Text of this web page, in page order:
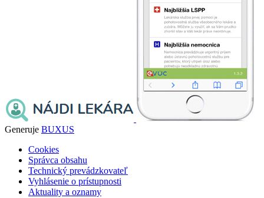
Generuje BUXUS
Cookies
Správca obsahu
Technický prevádzkovateľ
Vyhlásenie o prístupnosti
Aktuality a oznamy